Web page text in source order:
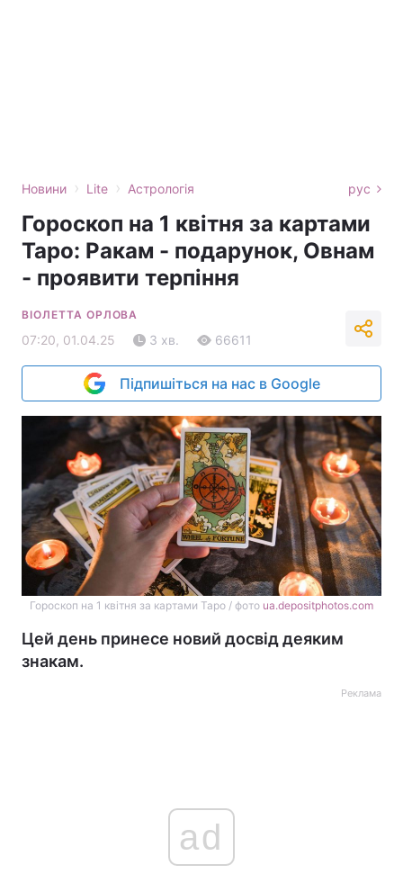
Новини › Lite › Астрологія рус
Гороскоп на 1 квітня за картами
Таро: Ракам - подарунок, Овнам
- проявити терпіння
ВІОЛЕТТА ОРЛОВА
07:20, 01.04.25 3 хв. 66611
Підпишіться на нас в Google
Гороскоп на 1 квітня за картами Таро / фото ua.depositphotos.com
Цей день принесе новий досвід деяким
знакам.
Реклама
ad